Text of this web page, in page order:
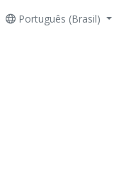
Português (Brasil)